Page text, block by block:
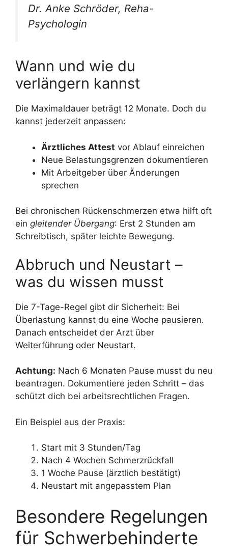
Dr. Anke Schröder, Reha-
Psychologin
Wann und wie du
verlängern kannst
Die Maximaldauer beträgt 12 Monate. Doch du
kannst jederzeit anpassen:
Ärztliches Attest vor Ablauf einreichen
Neue Belastungsgrenzen dokumentieren
Mit Arbeitgeber über Änderungen
sprechen
Bei chronischen Rückenschmerzen etwa hilft oft
ein gleitender Übergang: Erst 2 Stunden am
Schreibtisch, später leichte Bewegung.
Abbruch und Neustart –
was du wissen musst
Die 7-Tage-Regel gibt dir Sicherheit: Bei
Überlastung kannst du eine Woche pausieren.
Danach entscheidet der Arzt über
Weiterführung oder Neustart.
Achtung: Nach 6 Monaten Pause musst du neu
beantragen. Dokumentiere jeden Schritt – das
schützt dich bei arbeitsrechtlichen Fragen.
Ein Beispiel aus der Praxis:
Start mit 3 Stunden/Tag
Nach 4 Wochen Schmerzrückfall
1 Woche Pause (ärztlich bestätigt)
Neustart mit angepasstem Plan
Besondere Regelungen
für Schwerbehinderte